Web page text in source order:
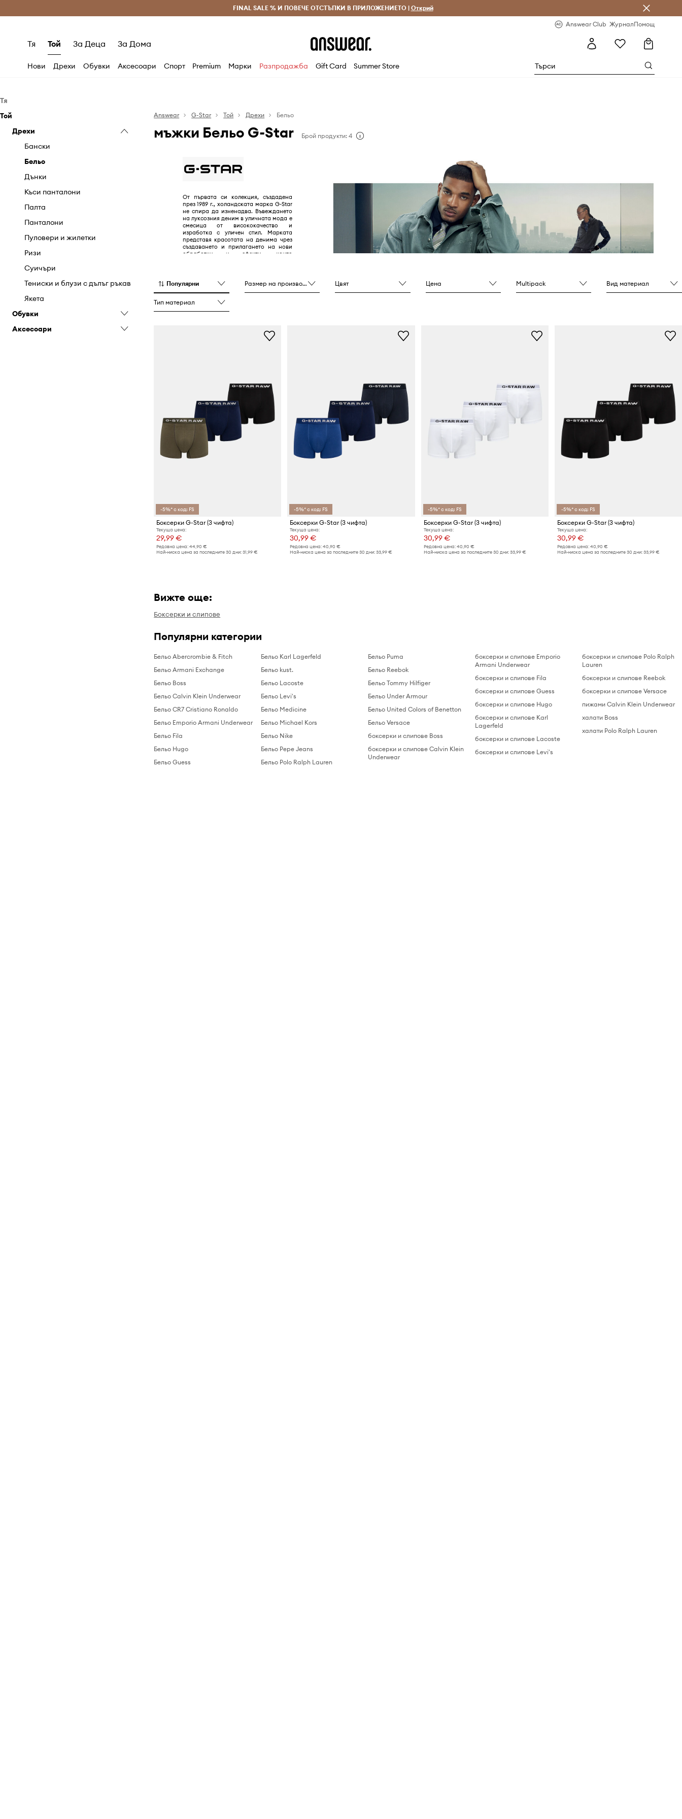
Безплатни доставка и връщане за поръчки над 70 EUR Доставка 1-5 дни
FINAL SALE % И ПОВЕЧЕ ОТСТЪПКИ В ПРИЛОЖЕНИЕТО | Открий
Answear Club ЖурналПомощ
Тя Той За Деца За Дома
Нови Дрехи Обувки Аксесоари Спорт Premium Марки Разпродажба Gift Card Summer Store
Тя
Бельо
Блузи и ризи
Гащеризони
Дънки
Къси панталони
Палта
Панталони и клинове
Поли
Пуловери и жилетки
Рокли
Сака и елеци
Суичъри
Топове и тениски
Якета
Обувки
Апрески
Боти
Класически обувки и
мокасини
Маратонки
Чехли и сандали
Аксесоари
Колани
Раници
Шапки и капели
Той
Дрехи
Бански
Бельо
Дънки
Къси панталони
Палта
Панталони
Пуловери и жилетки
Ризи
Суичъри
Тениски и блузи с дълъг ръкав
Якета
Обувки
Боти
Аксесоари
Answear G-Star Той Дрехи Бельо
мъжки Бельо G-Star Брой продукти: 4
От първата си колекция, създадена
през 1989 г., холандската марка G-Star
не спира да изненадва. Въвеждането
на луксозния деним в уличната мода е
смесица от висококачество и
изработка с уличен стил. Марката
представя красотата на денима чрез
създаването и прилагането на нови
обработки и ефекти, които
Популярни Размер на производителя Цвят Цена Multipack Вид материал
Тип материал
-5%* с код: FS
Боксерки G-Star (3 чифта)
Текуща цена:
29,99 €
Редовна цена: 44,90 €
Най-ниска цена за последните 30 дни: 31,99 €
-5%* с код: FS
Боксерки G-Star (3 чифта)
Текуща цена:
30,99 €
Редовна цена: 40,90 €
Най-ниска цена за последните 30 дни: 33,99 €
-5%* с код: FS
Боксерки G-Star (3 чифта)
Текуща цена:
30,99 €
Редовна цена: 40,90 €
Най-ниска цена за последните 30 дни: 33,99 €
-5%* с код: FS
Боксерки G-Star (3 чифта)
Текуща цена:
30,99 €
Редовна цена: 40,90 €
Най-ниска цена за последните 30 дни: 33,99 €
Вижте още:
Боксерки и слипове
Популярни категории
Бельо Abercrombie & Fitch
Бельо Armani Exchange
Бельо Boss
Бельо Calvin Klein Underwear
Бельо CR7 Cristiano Ronaldo
Бельо Emporio Armani Underwear
Бельо Fila
Бельо Hugo
Бельо Guess
Бельо Karl Lagerfeld
Бельо kust.
Бельо Lacoste
Бельо Levi's
Бельо Medicine
Бельо Michael Kors
Бельо Nike
Бельо Pepe Jeans
Бельо Polo Ralph Lauren
Бельо Puma
Бельо Reebok
Бельо Tommy Hilfiger
Бельо Under Armour
Бельо United Colors of Benetton
Бельо Versace
боксерки и слипове Boss
боксерки и слипове Calvin Klein
Underwear
боксерки и слипове Emporio
Armani Underwear
боксерки и слипове Fila
боксерки и слипове Guess
боксерки и слипове Hugo
боксерки и слипове Karl
Lagerfeld
боксерки и слипове Lacoste
боксерки и слипове Levi's
боксерки и слипове Polo Ralph
Lauren
боксерки и слипове Reebok
боксерки и слипове Versace
пижами Calvin Klein Underwear
халати Boss
халати Polo Ralph Lauren